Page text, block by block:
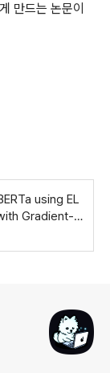
만드는 논문이
using EL
Gradient-D